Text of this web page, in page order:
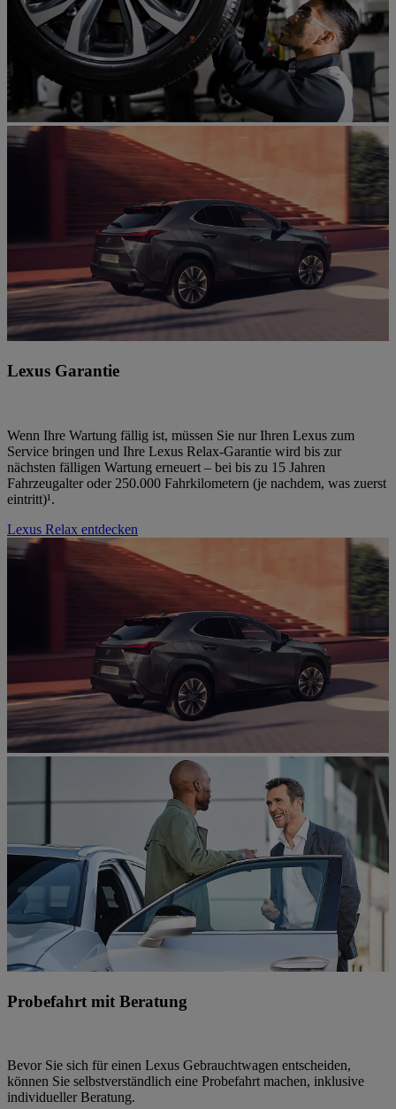
Lexus Garantie
Wenn Ihre Wartung fällig ist, müssen Sie nur Ihren Lexus zum
Service bringen und Ihre Lexus Relax-Garantie wird bis zur
nächsten fälligen Wartung erneuert – bei bis zu 15 Jahren
Fahrzeugalter oder 250.000 Fahrkilometern (je nachdem, was zuerst
eintritt)¹.
Lexus Relax entdecken
Probefahrt mit Beratung
Bevor Sie sich für einen Lexus Gebrauchtwagen entscheiden,
können Sie selbstverständlich eine Probefahrt machen, inklusive
individueller Beratung.